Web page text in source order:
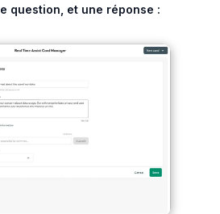
question, et une réponse :